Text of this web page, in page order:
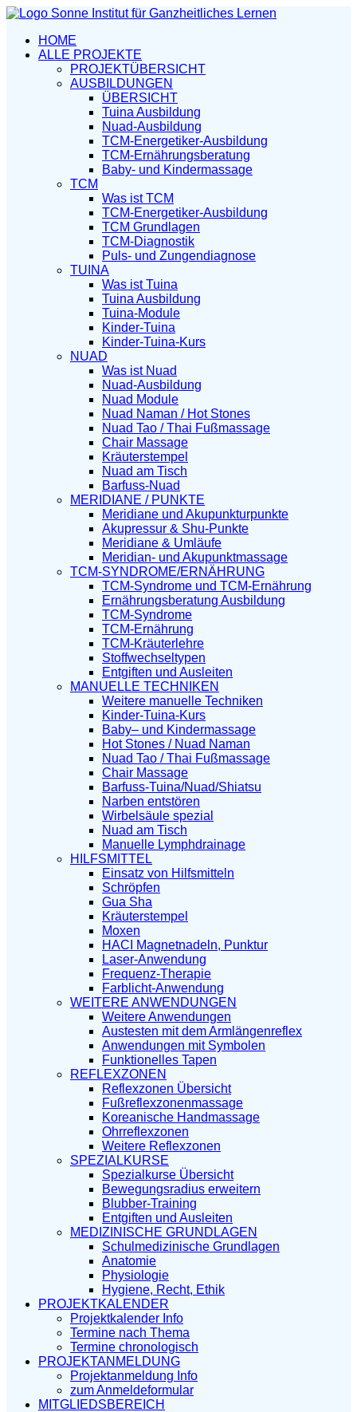
HOME
ALLE PROJEKTE
PROJEKTÜBERSICHT
AUSBILDUNGEN
ÜBERSICHT
Tuina Ausbildung
Nuad-Ausbildung
TCM-Energetiker-Ausbildung
TCM-Ernährungsberatung
Baby- und Kindermassage
TCM
Was ist TCM
TCM-Energetiker-Ausbildung
TCM Grundlagen
TCM-Diagnostik
Puls- und Zungendiagnose
TUINA
Was ist Tuina
Tuina Ausbildung
Tuina-Module
Kinder-Tuina
Kinder-Tuina-Kurs
NUAD
Was ist Nuad
Nuad-Ausbildung
Nuad Module
Nuad Naman / Hot Stones
Nuad Tao / Thai Fußmassage
Chair Massage
Kräuterstempel
Nuad am Tisch
Barfuss-Nuad
MERIDIANE / PUNKTE
Meridiane und Akupunkturpunkte
Akupressur & Shu-Punkte
Meridiane & Umläufe
Meridian- und Akupunktmassage
TCM-SYNDROME/ERNÄHRUNG
TCM-Syndrome und TCM-Ernährung
Ernährungsberatung Ausbildung
TCM-Syndrome
TCM-Ernährung
TCM-Kräuterlehre
Stoffwechseltypen
Entgiften und Ausleiten
MANUELLE TECHNIKEN
Weitere manuelle Techniken
Kinder-Tuina-Kurs
Baby– und Kindermassage
Hot Stones / Nuad Naman
Nuad Tao / Thai Fußmassage
Chair Massage
Barfuss-Tuina/Nuad/Shiatsu
Narben entstören
Wirbelsäule spezial
Nuad am Tisch
Manuelle Lymphdrainage
HILFSMITTEL
Einsatz von Hilfsmitteln
Schröpfen
Gua Sha
Kräuterstempel
Moxen
HACI Magnetnadeln, Punktur
Laser-Anwendung
Frequenz-Therapie
Farblicht-Anwendung
WEITERE ANWENDUNGEN
Weitere Anwendungen
Austesten mit dem Armlängenreflex
Anwendungen mit Symbolen
Funktionelles Tapen
REFLEXZONEN
Reflexzonen Übersicht
Fußreflexzonenmassage
Koreanische Handmassage
Ohrreflexzonen
Weitere Reflexzonen
SPEZIALKURSE
Spezialkurse Übersicht
Bewegungsradius erweitern
Blubber-Training
Entgiften und Ausleiten
MEDIZINISCHE GRUNDLAGEN
Schulmedizinische Grundlagen
Anatomie
Physiologie
Hygiene, Recht, Ethik
PROJEKTKALENDER
Projektkalender Info
Termine nach Thema
Termine chronologisch
PROJEKTANMELDUNG
Projektanmeldung Info
zum Anmeldeformular
MITGLIEDSBEREICH